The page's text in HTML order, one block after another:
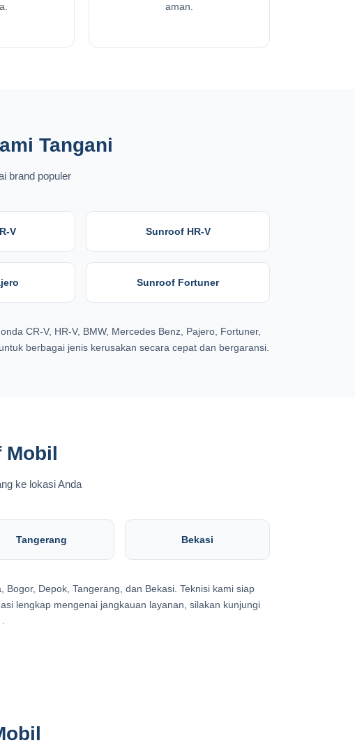
aman.
Tangani
brand populer
V Sunroof HR-V
Sunroof Fortuner
CR-V, HR-V, BMW, Mercedes Benz, Pajero, Fortuner,
berbagai jenis kerusakan secara cepat dan bergaransi.
Mobil
ke lokasi Anda
Tangerang Bekasi
Depok, Tangerang, dan Bekasi. Teknisi kami siap
lengkap mengenai jangkauan layanan, silakan kunjungi